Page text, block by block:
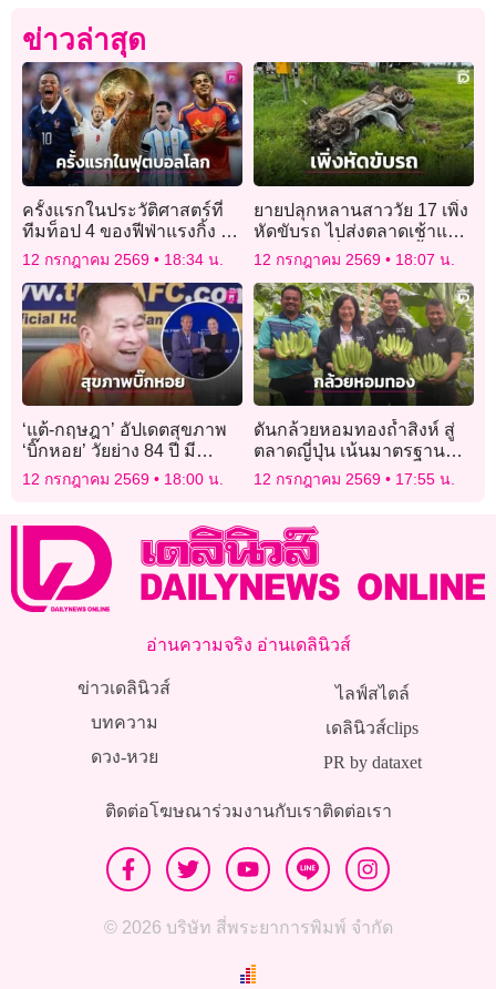
ข่าวล่าสุด
ครั้งแรกในประวัติศาสตร์ที่
ทีมท็อป 4 ของฟีฟ่าแรงกิ้ง อยู่
พร้อมหน้าในศึกฟุตบอลโลก
รอบรองฯ
12 กรกฎาคม 2569 18:34 น.
ยายปลุกหลานสาววัย 17 เพิ่ง
หัดขับรถ ไปส่งตลาดเช้าแหก
โค้งพลิกคว่ำเสียชีวิตทั้งคู่
12 กรกฎาคม 2569 18:07 น.
‘แต้-กฤษฎา’ อัปเดตสุขภาพ
‘บิ๊กหอย’ วัยย่าง 84 ปี มี
ปัญหาการมอง แต่ยังติดตาม
ฟังข่าวบอลไทย
12 กรกฎาคม 2569 18:00 น.
ดันกล้วยหอมทองถ้ำสิงห์ สู่
ตลาดญี่ปุ่น เน้นมาตรฐาน
คุณภาพ
12 กรกฎาคม 2569 17:55 น.
อ่านความจริง อ่านเดลินิวส์
ข่าวเดลินิวส์
บทความ
ดวง-หวย
ไลฟ์สไตล์
เดลินิวส์clips
PR by dataxet
ติดต่อโฆษณาร่วมงานกับเราติดต่อเรา
© 2026 บริษัท สี่พระยาการพิมพ์ จำกัด